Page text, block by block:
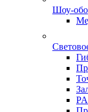
Шоу-